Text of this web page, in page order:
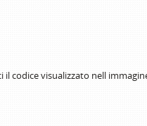
il codice visualizzato nell